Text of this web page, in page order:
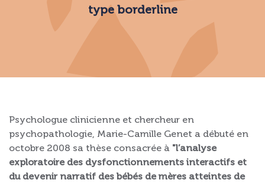
type borderline
Psychologue clinicienne et chercheur en
psychopathologie, Marie-Camille Genet a débuté en
octobre 2008 sa thèse consacrée à "l’analyse
exploratoire des dysfonctionnements interactifs et
du devenir narratif des bébés de mères atteintes de